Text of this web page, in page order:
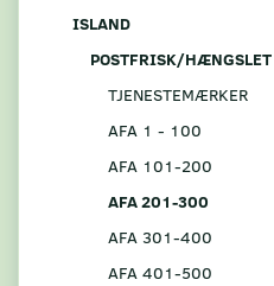
ISLAND
POSTFRISK/HÆNGSLET
TJENESTEMÆRKER
AFA 1 - 100
AFA 101-200
AFA 201-300
AFA 301-400
AFA 401-500